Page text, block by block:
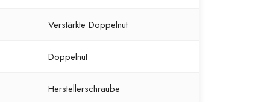
Verstärkte Doppelnut
Doppelnut
Herstellerschraube